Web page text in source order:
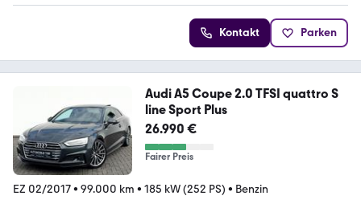
Kontakt Parken
Audi A5 Coupe 2.0 TFSI quattro S
line Sport Plus
26.990 €
Fairer Preis
EZ 02/2017• 99.000 km • 185 kW (252 PS) • Benzin